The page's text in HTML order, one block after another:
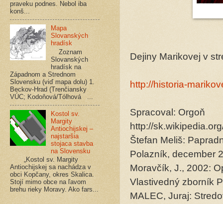
Dejiny Marikovej v
http://historia-
Spracoval: Orgoň
http://
Štefan Meliš:
Polazník, december
Moravčík, J., 2002:
Vlastivedný zborník
MALEC, Juraj:
praveku podnes. Nebol iba
konš...
Mapa
Slovanských
hradísk
Zoznam
Slovanských
hradísk na
Západnom a Strednom
Slovensku (viď mapa dolu) 1.
Beckov-Hrad (Trenčiansky
VÚC; Kodoňová/Tólhová ...
Kostol sv.
Margity
Antiochijskej –
najstaršia
stojaca stavba
na Slovensku
„Kostol sv. Margity
Antiochijskej sa nachádza v
obci Kopčany, okres Skalica.
Stojí mimo obce na ľavom
brehu rieky Moravy. Ako fars...